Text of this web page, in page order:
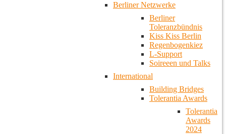
Berliner Netzwerke
Berliner
Toleranzbündnis
Kiss Kiss Berlin
Regenbogenkiez
L-Support
Soireeen und Talks
International
Building Bridges
Tolerantia Awards
Tolerantia
Awards
2024